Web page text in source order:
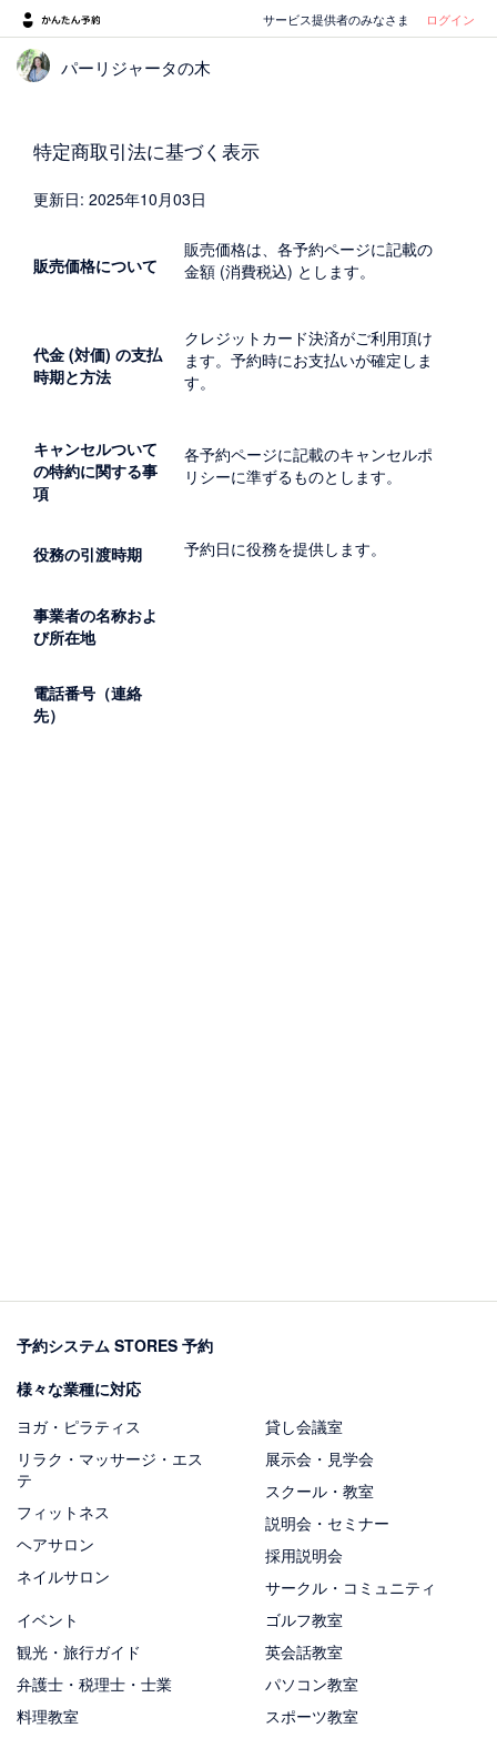
サービス提供者のみなさま ログイン
パーリジャータの木
特定商取引法に基づく表示
更新日: 2025年10月03日
販売価格について
販売価格は、各予約ページに記載の
金額 (消費税込) とします。
代金 (対価) の支払
時期と方法
クレジットカード決済がご利用頂け
ます。予約時にお支払いが確定しま
す。
キャンセルついて
の特約に関する事
項
各予約ページに記載のキャンセルポ
リシーに準ずるものとします。
役務の引渡時期 予約日に役務を提供します。
事業者の名称およ
び所在地
電話番号（連絡
先）
予約システム STORES 予約
様々な業種に対応
ヨガ・ピラティス
リラク・マッサージ・エス
テ
フィットネス
ヘアサロン
ネイルサロン
貸し会議室
展示会・見学会
スクール・教室
説明会・セミナー
採用説明会
サークル・コミュニティ
イベント
観光・旅行ガイド
弁護士・税理士・士業
料理教室
ゴルフ教室
英会話教室
パソコン教室
スポーツ教室